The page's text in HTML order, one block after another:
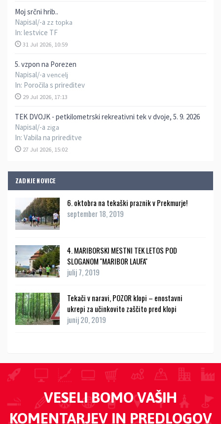
Moj srčni hrib..
Napisal/-a zz topka
In: lestvice TF
31 Jul 2026, 10:59
5. vzpon na Porezen
Napisal/-a vencelj
In: Poročila s prireditev
29 Jul 2026, 17:13
TEK DVOJK - petkilometrski rekreativni tek v dvoje, 5. 9. 2026
Napisal/-a ziga
In: Vabila na prireditve
27 Jul 2026, 15:02
ZADNJE NOVICE
6. oktobra na tekaški praznik v Prekmurje!
september 18, 2019
4. MARIBORSKI MESTNI TEK LETOS POD
SLOGANOM ''MARIBOR LAUFA''
julij 7, 2019
Tekači v naravi, POZOR klopi – enostavni
ukrepi za učinkovito zaščito pred klopi
junij 20, 2019
VESELI BOMO VAŠIH
KOMENTARJEV IN PREDLOGOV